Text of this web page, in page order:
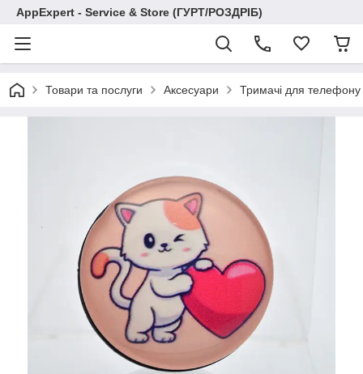
AppExpert - Service & Store (ГУРТ/РОЗДРІБ)
Товари та послуги Аксесуари Тримачі для